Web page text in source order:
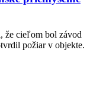
že cieľom bol závod
požiar v objekte.